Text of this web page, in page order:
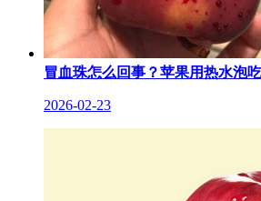
冒血珠怎么回事？苹果用热水泡
2026-02-23